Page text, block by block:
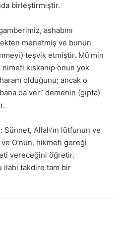
birleştirmiştir.
ashabını
menetmiş ve bunun
teşvik etmiştir. Mü’min
kıskanıp onun yok
olduğunu; ancak o
da ver” demenin (gıpta)
Sünnet, Allah’ın lütfunun ve
O’nun, hikmeti gereği
vereceğini öğretir.
ilahi takdire tam bir